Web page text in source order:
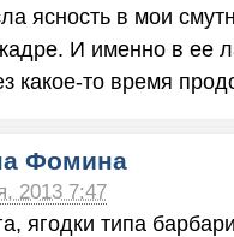
ясность в мои
И именно в ее
какое-то время
Фомина
2013 7:47
ягодки типа